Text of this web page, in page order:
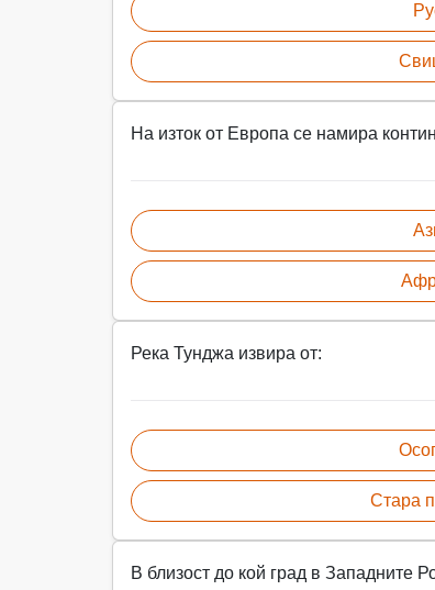
На изток от Европа се намира
Река Тунджа извира от:
Стара
В близост до кой град в Западните